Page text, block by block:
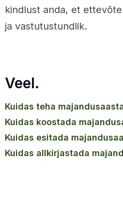
kindlust anda, et
ja vastutustundlik.
Veel.
kuidas teha
kuidas koostada
kuidas esitada
kuidas allkirjastada